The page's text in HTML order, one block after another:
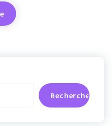
Rechercher